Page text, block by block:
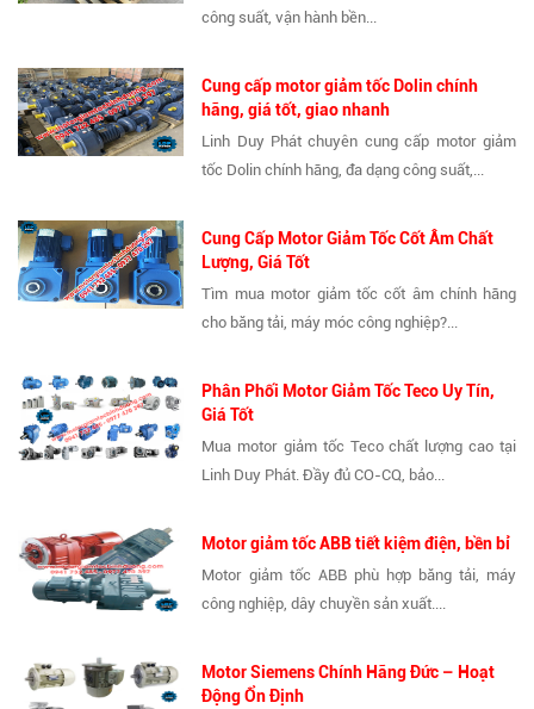
công suất, vận hành bền...
Cung cấp motor giảm tốc Dolin chính
hãng, giá tốt, giao nhanh
Linh Duy Phát chuyên cung cấp motor giảm
tốc Dolin chính hãng, đa dạng công suất,...
Cung Cấp Motor Giảm Tốc Cốt Âm Chất
Lượng, Giá Tốt
Tìm mua motor giảm tốc cốt âm chính hãng
cho băng tải, máy móc công nghiệp?...
Phân Phối Motor Giảm Tốc Teco Uy Tín,
Giá Tốt
Mua motor giảm tốc Teco chất lượng cao tại
Linh Duy Phát. Đầy đủ CO-CQ, bảo...
Motor giảm tốc ABB tiết kiệm điện, bền bỉ
Motor giảm tốc ABB phù hợp băng tải, máy
công nghiệp, dây chuyền sản xuất....
Motor Siemens Chính Hãng Đức – Hoạt
Động Ổn Định